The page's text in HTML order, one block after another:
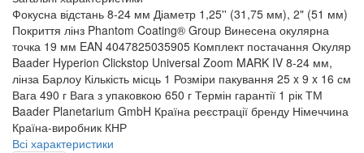
Фокусна відстань 8-24 мм Діаметр 1,25'' (31,75 мм), 2" (51 мм)
Покриття лінз Phantom Coating® Group Винесена окулярна
точка 19 мм EAN 4047825035905 Комплект постачання Окуляр
Baader Hyperion Clickstop Universal Zoom MARK IV 8-24 мм,
лінза Барлоу Кількість місць 1 Розміри пакування 25 x 9 x 16 см
Вага 490 г Вага з упаковкою 650 г Термін гарантії 1 рік ТМ
Baader Planetarium GmbH Країна реєстрації бренду Німеччина
Країна-виробник КНР
Всі характеристики